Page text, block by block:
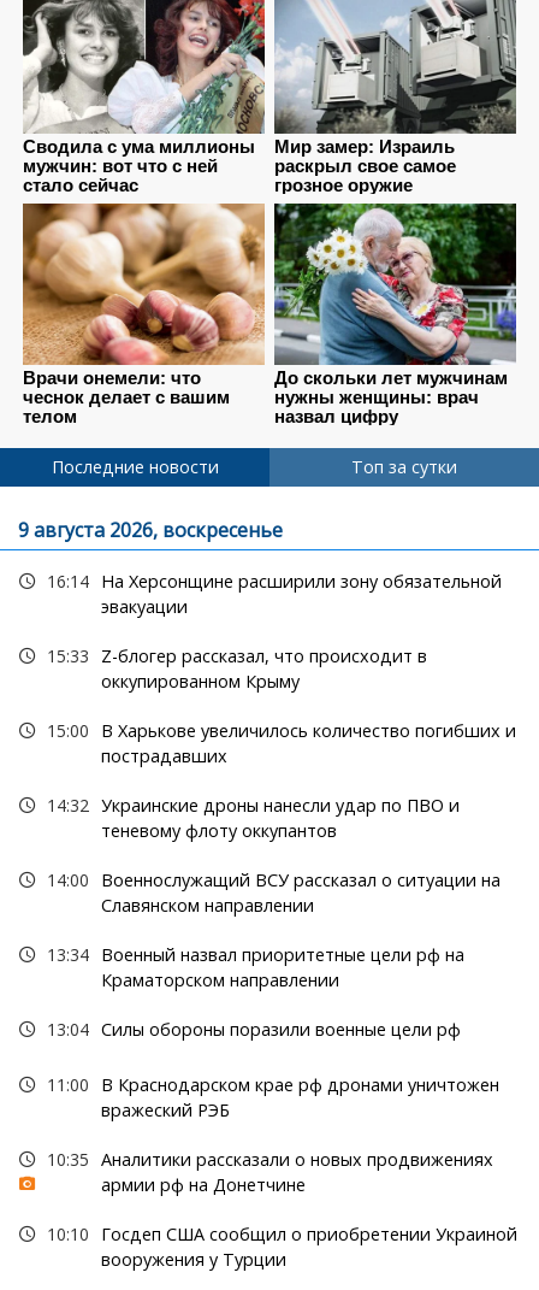
Последние новости Топ за сутки
9 августа 2026, воскресенье
16:14 На Херсонщине расширили зону обязательной
эвакуации
15:33
Z-блогер рассказал, что происходит в
оккупированном Крыму
15:00
В Харькове увеличилось количество погибших и
пострадавших
14:32 Украинские дроны нанесли удар по ПВО и
теневому флоту оккупантов
14:00
Военнослужащий ВСУ рассказал о ситуации на
Славянском направлении
13:34 Военный назвал приоритетные цели рф на
Краматорском направлении
13:04 Силы обороны поразили военные цели рф
11:00
В Краснодарском крае рф дронами уничтожен
вражеский РЭБ
10:35 Аналитики рассказали о новых продвижениях
армии рф на Донетчине
10:10
Госдеп США сообщил о приобретении Украиной
вооружения у Турции